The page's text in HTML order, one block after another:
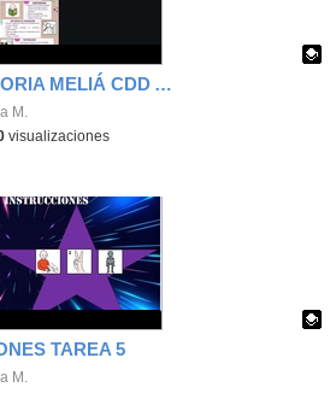
TAREA 6 GLORIA MELIÁ CDD A2
M.
visualizaciones
TAREA 5
M.